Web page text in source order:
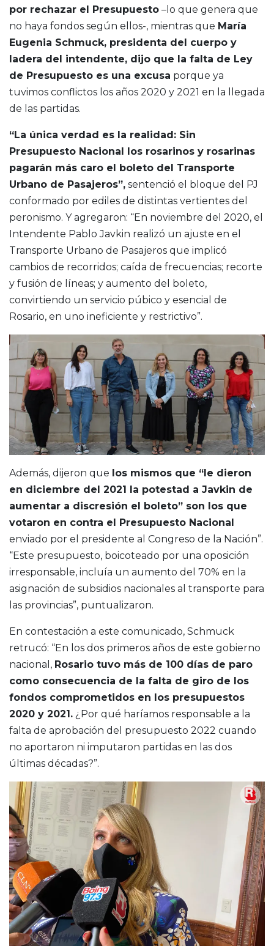
por rechazar el Presupuesto –lo que genera que
no haya fondos según ellos-, mientras que María
Eugenia Schmuck, presidenta del cuerpo y
ladera del intendente, dijo que la falta de Ley
de Presupuesto es una excusa porque ya
tuvimos conflictos los años 2020 y 2021 en la llegada
de las partidas.
“La única verdad es la realidad: Sin
Presupuesto Nacional los rosarinos y rosarinas
pagarán más caro el boleto del Transporte
Urbano de Pasajeros”, sentenció el bloque del PJ
conformado por ediles de distintas vertientes del
peronismo. Y agregaron: “En noviembre del 2020, el
Intendente Pablo Javkin realizó un ajuste en el
Transporte Urbano de Pasajeros que implicó
cambios de recorridos; caída de frecuencias; recorte
y fusión de líneas; y aumento del boleto,
convirtiendo un servicio púbico y esencial de
Rosario, en uno ineficiente y restrictivo”.
Además, dijeron que los mismos que “le dieron
en diciembre del 2021 la potestad a Javkin de
aumentar a discresión el boleto” son los que
votaron en contra el Presupuesto Nacional
enviado por el presidente al Congreso de la Nación”.
“Este presupuesto, boicoteado por una oposición
irresponsable, incluía un aumento del 70% en la
asignación de subsidios nacionales al transporte para
las provincias”, puntualizaron.
En contestación a este comunicado, Schmuck
retrucó: “En los dos primeros años de este gobierno
nacional, Rosario tuvo más de 100 días de paro
como consecuencia de la falta de giro de los
fondos comprometidos en los presupuestos
2020 y 2021. ¿Por qué haríamos responsable a la
falta de aprobación del presupuesto 2022 cuando
no aportaron ni imputaron partidas en las dos
últimas décadas?”.